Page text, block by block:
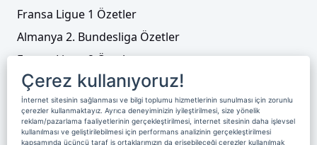
Fransa Ligue 1 Özetler
Almanya 2. Bundesliga Özetler
Fransa Ligue 2 Özetler
Tenis
Video Liste
Foto Galeriler
Çerez kullanıyoruz!
İnternet sitesinin sağlanması ve bilgi toplumu hizmetlerinin sunulması için zorunlu
çerezler kullanmaktayız. Ayrıca deneyiminizin iyileştirilmesi, size yönelik
reklam/pazarlama faaliyetlerinin gerçekleştirilmesi, internet sitesinin daha işlevsel
kullanılması ve geliştirilebilmesi için performans analizinin gerçekleştirilmesi
kapsamında üçüncü taraf iş ortaklarımızın da erişebileceği çerezler kullanılmak